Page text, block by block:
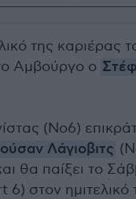
της καριέρας
Αμβούργο ο
(Νο6)
Λάγιοβιτς
θα παίξει το
6) στον